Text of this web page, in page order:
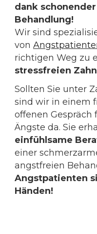
dank
Behandlung!
Wir sind
von
richtigen Weg zu
stressfreien
Sollten Sie unter
sind wir in einem
offenen Gespräch
Ängste da. Sie
einfühlsame
einer
angstfreien
Angstpatienten
Händen!